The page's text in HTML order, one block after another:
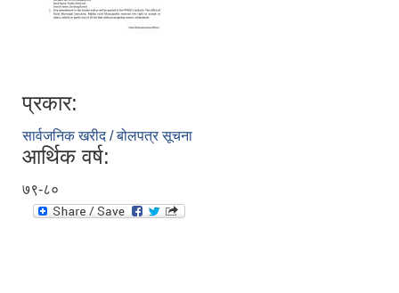
प्रकार:
सार्वजनिक खरीद / बोलपत्र सूचना
आर्थिक वर्ष:
७९-८०